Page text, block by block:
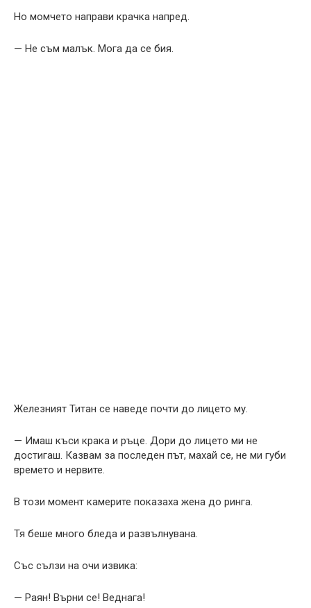
Но момчето направи крачка напред.
— Не съм малък. Мога да се бия.
Железният Титан се наведе почти до лицето му.
— Имаш къси крака и ръце. Дори до лицето ми не
достигаш. Казвам за последен път, махай се, не ми губи
времето и нервите.
В този момент камерите показаха жена до ринга.
Тя беше много бледа и развълнувана.
Със сълзи на очи извика:
— Раян! Върни се! Веднага!